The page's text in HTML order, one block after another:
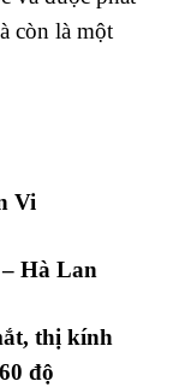
còn là một
Vi
– Hà Lan
thị kính
độ